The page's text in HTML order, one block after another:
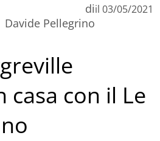
di
Davide Pellegrino
il 03/05/2021
casa con il Le